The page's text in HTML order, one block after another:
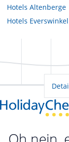
Hotels Altenberge
Hotels Everswinkel